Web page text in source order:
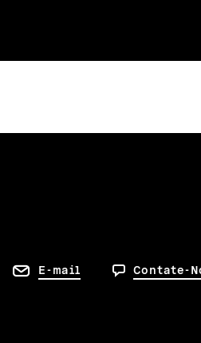
E-mail Contate-